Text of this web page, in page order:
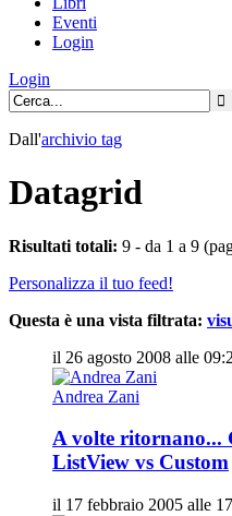
Eventi
Login
Login
Dall'archivio tag
Datagrid
Risultati totali: 9 - da 1 a 9
Personalizza il tuo feed!
Questa è una vista filtrata:
il 26 agosto 2008 alle
Andrea Zani
A volte ritornano...
ListView vs Custom
il 17 febbraio 2005 alle